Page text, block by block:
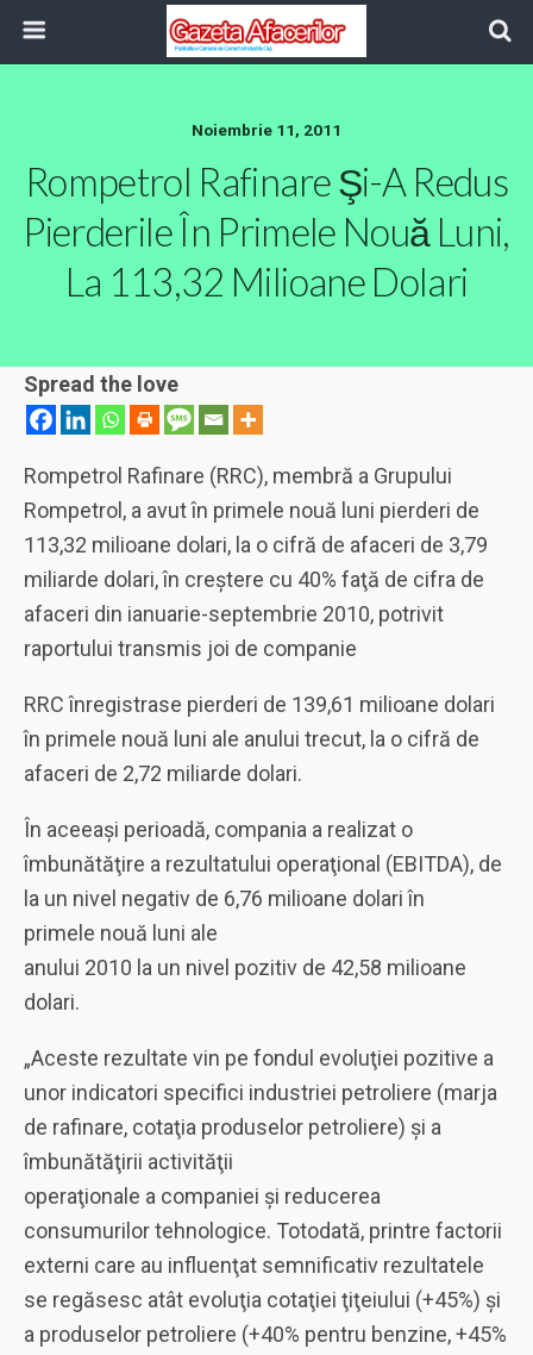
Noiembrie 11, 2011
Rompetrol Rafinare Şi-A Redus
Pierderile În Primele Nouă Luni,
La 113,32 Milioane Dolari
Spread the love
Rompetrol Rafinare (RRC), membră a Grupului
Rompetrol, a avut în primele nouă luni pierderi de
113,32 milioane dolari, la o cifră de afaceri de 3,79
miliarde dolari, în creştere cu 40% faţă de cifra de
afaceri din ianuarie-septembrie 2010, potrivit
raportului transmis joi de companie
RRC înregistrase pierderi de 139,61 milioane dolari
în primele nouă luni ale anului trecut, la o cifră de
afaceri de 2,72 miliarde dolari.
În aceeaşi perioadă, compania a realizat o
îmbunătăţire a rezultatului operaţional (EBITDA), de
la un nivel negativ de 6,76 milioane dolari în
primele nouă luni ale
anului 2010 la un nivel pozitiv de 42,58 milioane
dolari.
„Aceste rezultate vin pe fondul evoluţiei pozitive a
unor indicatori specifici industriei petroliere (marja
de rafinare, cotaţia produselor petroliere) şi a
îmbunătăţirii activităţii
operaţionale a companiei şi reducerea
consumurilor tehnologice. Totodată, printre factorii
externi care au influenţat semnificativ rezultatele
se regăsesc atât evoluţia cotaţiei ţiţeiului (+45%) şi
a produselor petroliere (+40% pentru benzine, +45%